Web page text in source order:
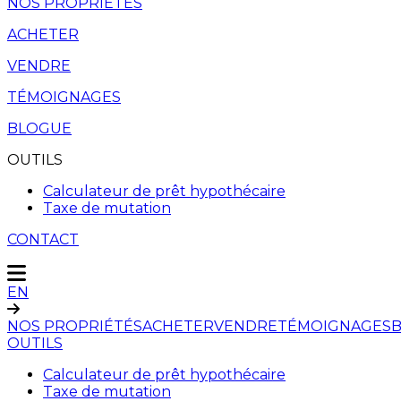
ACHETER
VENDRE
TÉMOIGNAGES
BLOGUE
OUTILS
Calculateur de prêt hypothécaire
Taxe de mutation
CONTACT
EN
NOS PROPRIÉTÉSACHETERVENDRETÉMOIGNAGES
OUTILS
Calculateur de prêt hypothécaire
Taxe de mutation